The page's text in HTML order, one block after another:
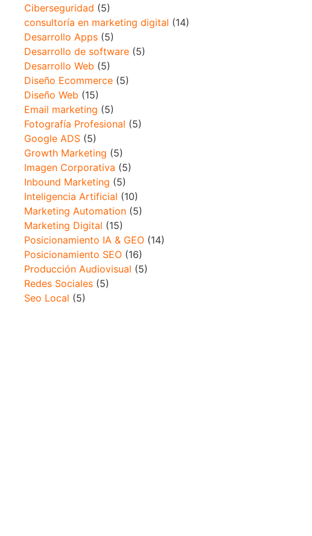
Ciberseguridad (5)
consultoría en marketing digital (14)
Desarrollo Apps(5)
Desarrollo de software(5)
Desarrollo Web (5)
Diseño Ecommerce(5)
Diseño Web (15)
Email marketing (5)
Fotografía Profesional (5)
Google ADS(5)
Growth Marketing (5)
Imagen Corporativa (5)
Inbound Marketing (5)
Inteligencia Artificial (10)
Marketing Automation(5)
Marketing Digital (15)
Posicionamiento IA & GEO(14)
Posicionamiento SEO(16)
Producción Audiovisual (5)
Redes Sociales(5)
Seo Local (5)